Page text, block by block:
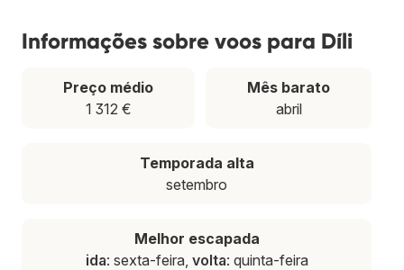
Informações sobre voos para Díli
Preço médio
1 312 €
Mês barato
abril
Temporada alta
setembro
Melhor escapada
ida: sexta-feira, volta: quinta-feira